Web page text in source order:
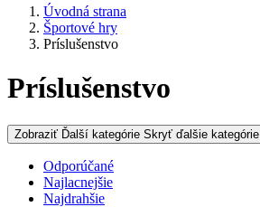
Úvodná strana
Športové hry
Príslušenstvo
Príslušenstvo
Zobraziť Ďalší kategórie Skryť ďalšie kategórie
Odporúčané
Najlacnejšie
Najdrahšie